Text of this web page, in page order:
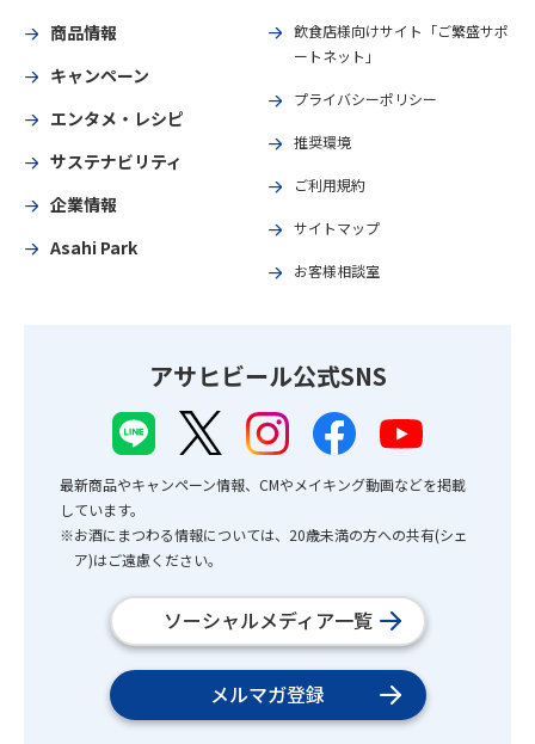
商品情報
キャンペーン
エンタメ・レシピ
サステナビリティ
企業情報
Asahi Park
飲食店様向けサイト「ご繁盛サポ
ートネット」
プライバシーポリシー
推奨環境
ご利用規約
サイトマップ
お客様相談室
アサヒビール公式SNS
最新商品やキャンペーン情報、CMやメイキング動画などを掲載
しています。
※お酒にまつわる情報については、20歳未満の方への共有(シェ
ア)はご遠慮ください。
ソーシャルメディア一覧
メルマガ登録